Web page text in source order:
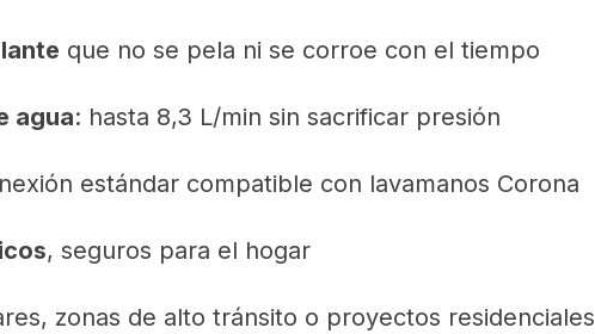
que no se pela ni se corroe con el tiempo
agua: hasta 8,3 L/min sin sacrificar presión
estándar compatible con lavamanos Corona
, seguros para el hogar
zonas de alto tránsito o proyectos residenciales